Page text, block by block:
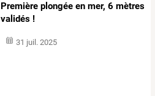
Première plongée en mer, 6 mètres
validés !
31 juil. 2025